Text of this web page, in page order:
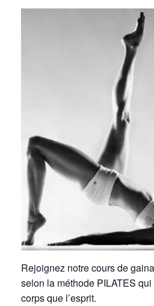
Rejoignez notre cours de
selon la méthode PILATES
corps que l’esprit.